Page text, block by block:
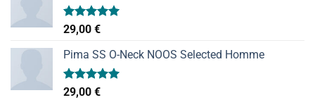
Valorado
con
de 5
29,00 €
Pima SS O-Neck NOOS Selected Homme
Valorado
con
29,00 €